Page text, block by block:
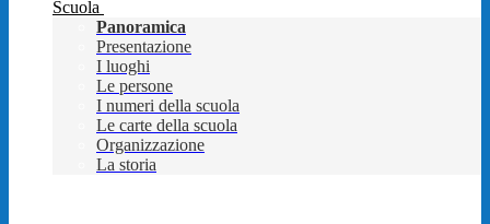
Scuola
Panoramica
Presentazione
I luoghi
Le persone
I numeri della scuola
Le carte della scuola
Organizzazione
La storia